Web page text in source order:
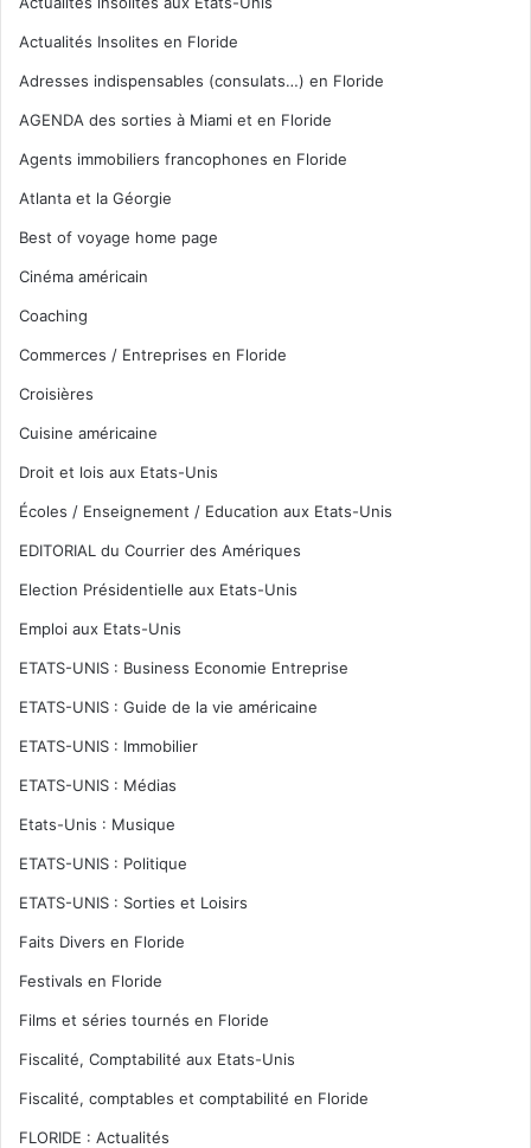
Actualités Insolites en Floride
Adresses indispensables (consulats…) en Floride
AGENDA des sorties à Miami et en Floride
Agents immobiliers francophones en Floride
Atlanta et la Géorgie
Best of voyage home page
Cinéma américain
Coaching
Commerces / Entreprises en Floride
Croisières
Cuisine américaine
Droit et lois aux Etats-Unis
Écoles / Enseignement / Education aux Etats-Unis
EDITORIAL du Courrier des Amériques
Election Présidentielle aux Etats-Unis
Emploi aux Etats-Unis
ETATS-UNIS : Business Economie Entreprise
ETATS-UNIS : Guide de la vie américaine
ETATS-UNIS : Immobilier
ETATS-UNIS : Médias
Etats-Unis : Musique
ETATS-UNIS : Politique
ETATS-UNIS : Sorties et Loisirs
Faits Divers en Floride
Festivals en Floride
Films et séries tournés en Floride
Fiscalité, Comptabilité aux Etats-Unis
Fiscalité, comptables et comptabilité en Floride
FLORIDE : Actualités